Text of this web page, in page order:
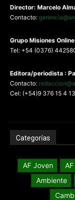
Director: Marcelo
Contacto:
Grupo Misiones
Tel: +54 (0376)
Editora/periodista :
Contacto:
Cel: (+54)9 376 15 4
Categorías
AF Joven
Ambiente